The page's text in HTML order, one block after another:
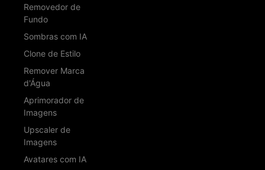
Removedor de
Fundo
Sombras com IA
Clone de Estilo
Remover Marca
d'Água
Aprimorador de
Imagens
Upscaler de
Imagens
Avatares com IA